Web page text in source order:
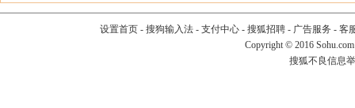
设置首页- 搜狗输入法- 支付中心- 搜狐招聘- 广告服务 - 客
Copyright © 2016
搜狐不良信息